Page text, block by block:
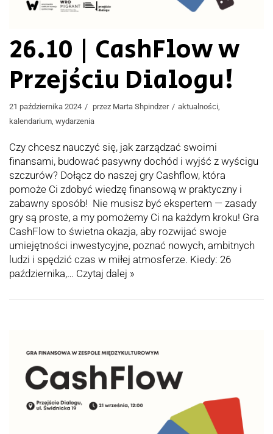
26.10 | CashFlow w
Przejściu Dialogu!
21 października 2024 przez Marta Shpindzer aktualności,
kalendarium, wydarzenia
Czy chcesz nauczyć się, jak zarządzać swoimi
finansami, budować pasywny dochód i wyjść z wyścigu
szczurów? Dołącz do naszej gry Cashflow, która
pomoże Ci zdobyć wiedzę finansową w praktyczny i
zabawny sposób! Nie musisz być ekspertem — zasady
gry są proste, a my pomożemy Ci na każdym kroku! Gra
CashFlow to świetna okazja, aby rozwijać swoje
umiejętności inwestycyjne, poznać nowych, ambitnych
ludzi i spędzić czas w miłej atmosferze. Kiedy: 26
października,… Czytaj dalej »